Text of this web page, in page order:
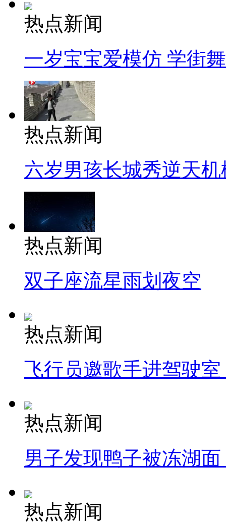
热点新闻
一岁宝宝爱模仿 学街
热点新闻
六岁男孩长城秀逆天机
热点新闻
双子座流星雨划夜空
热点新闻
飞行员邀歌手进驾驶
热点新闻
男子发现鸭子被冻湖
热点新闻